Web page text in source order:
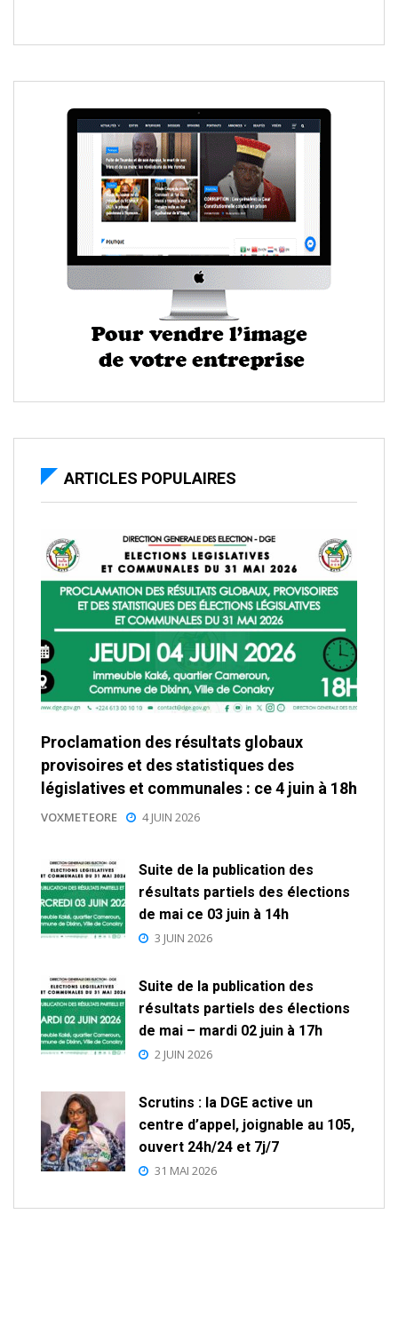
ARTICLES POPULAIRES
Proclamation des résultats globaux
provisoires et des statistiques des
législatives et communales : ce 4 juin à 18h
VOXMETEORE 4 JUIN 2026
Suite de la publication des
résultats partiels des élections
de mai ce 03 juin à 14h
3 JUIN 2026
Suite de la publication des
résultats partiels des élections
de mai – mardi 02 juin à 17h
2 JUIN 2026
Scrutins : la DGE active un
centre d’appel, joignable au 105,
ouvert 24h/24 et 7j/7
31 MAI 2026